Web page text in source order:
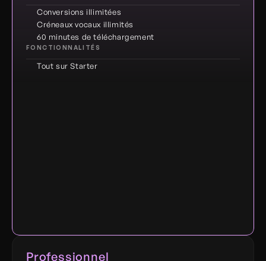
Conversions illimitées
Créneaux vocaux illimités
60 minutes de téléchargement
FONCTIONNALITÉS
Tout sur Starter
Professionnel